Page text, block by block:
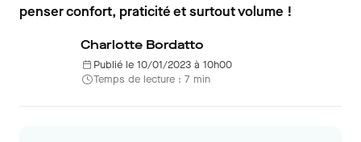
penser confort, praticité et surtout volume !
Charlotte Bordatto
Publié le 10/01/2023 à 10h00
Temps de lecture : 7 min